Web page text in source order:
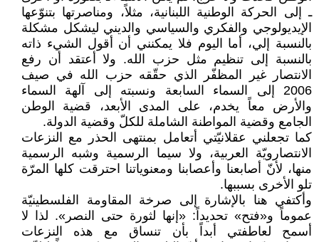
ـ إلى الحركة الوطنية اللبنانية، مثلاً، ومناصرتها بتنوّعها
الإيديولوجي والفكري والسياسي والديني ليشكل مشكلة
بالنسبة إلي، أما اليوم فلا يمكنني أن أقول الشيء ذاته
بالنسبة إلى تنظيم مثل حزب الله. ولا أعتقد أن رفع
الانتصار غير المظفّر الذي حقّقه حزب الله في صيف
2006 إلى السماء السابعة ونسبته إلى آلهة السماء
والأرض معاً يخدم، على المدى الأبعد، قضية الوطن
الجامع وقضية المواطنة الشاملة للكلّ وقضية الدولة.
كما تجعلني عقلانيّتي أتعامل بمنتهى الحذر مع النزعات
الانتصارويّة العربية، ولا سيما الرسمية وشبه الرسمية
منها، لأنّ أصابعنا وأعصابنا ومعنوياتنا احترقت كلها المرّة
تلو الأخرى بسببها.
وأكتفي هنا بالإشارة إلى صرخة المقاومة الفلسطينيّة
عموماً و«فتح» تحديداً: «إنها لثورة حتى النصر». لذا لا
أسمح لعاطفتي أبداً بأن تنساق مع هذه النزعات